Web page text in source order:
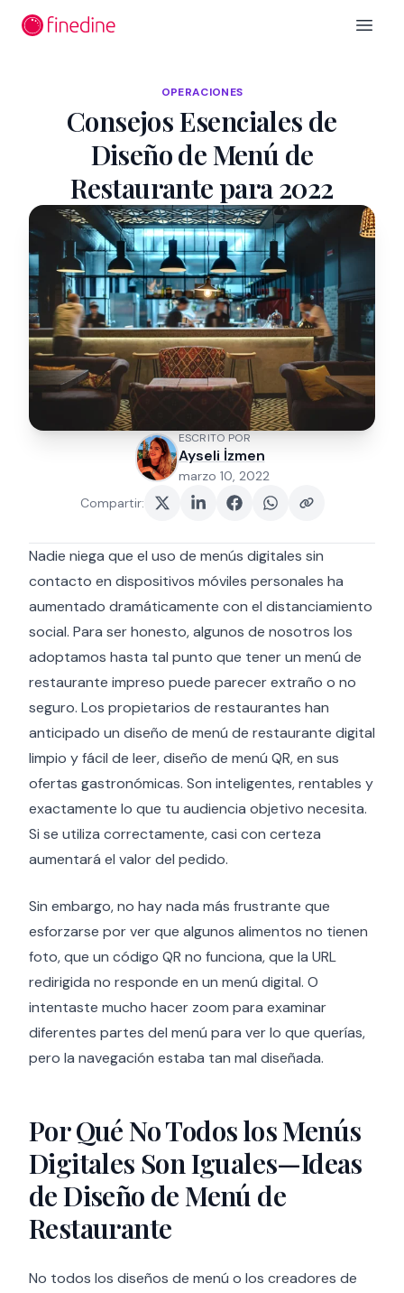
Open
OPERACIONES
Consejos Esenciales de
Diseño de Menú de
Restaurante para 2022
ESCRITO POR
Ayseli İzmen
marzo 10, 2022
Compartir:
Nadie niega que el uso de menús digitales sin
contacto en dispositivos móviles personales ha
aumentado dramáticamente con el distanciamiento
social. Para ser honesto, algunos de nosotros los
adoptamos hasta tal punto que tener un menú de
restaurante impreso puede parecer extraño o no
seguro. Los propietarios de restaurantes han
anticipado un diseño de menú de restaurante digital
limpio y fácil de leer, diseño de menú QR, en sus
ofertas gastronómicas. Son inteligentes, rentables y
exactamente lo que tu audiencia objetivo necesita.
Si se utiliza correctamente, casi con certeza
aumentará el valor del pedido.
Sin embargo, no hay nada más frustrante que
esforzarse por ver que algunos alimentos no tienen
foto, que un código QR no funciona, que la URL
redirigida no responde en un menú digital. O
intentaste mucho hacer zoom para examinar
diferentes partes del menú para ver lo que querías,
pero la navegación estaba tan mal diseñada.
Por Qué No Todos los Menús
Digitales Son Iguales—Ideas
de Diseño de Menú de
Restaurante
No todos los diseños de menú o los creadores de